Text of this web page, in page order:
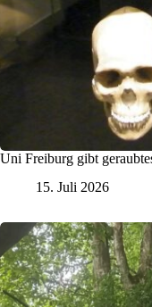
Uni Freiburg gibt
15. Juli 2026